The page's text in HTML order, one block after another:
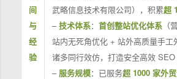
间
与
经
验
武略信息技术有限公司），积累超
–技术体系： 首创整站优化体系（
站内无死角优化 + 站外高质量手工
诸多同行效仿，打造安全高效 SEO
– 服务规模：已服务超 1000 家外